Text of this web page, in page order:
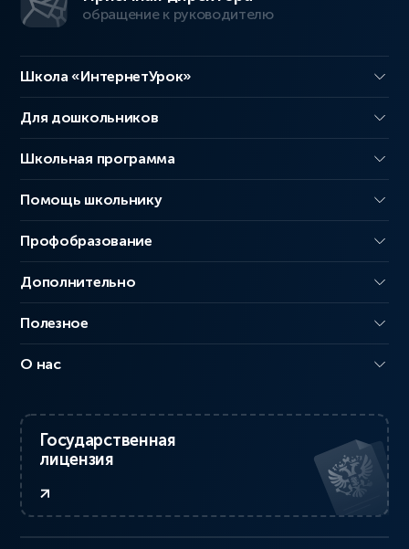
обращение к руководителю
Школа «ИнтернетУрок»
Для дошкольников
Школьная программа
Помощь школьнику
Профобразование
Дополнительно
Полезное
О нас
Государственная
лицензия